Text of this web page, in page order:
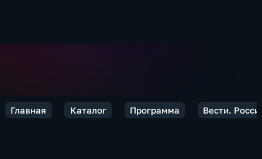
Главная Каталог Программа Вести.